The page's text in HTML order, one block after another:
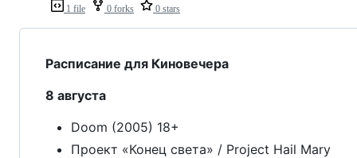
1 file 0 forks 0 stars
Расписание для Киновечера
8 августа
Doom (2005) 18+
Проект «Конец света» / Project Hail Mary